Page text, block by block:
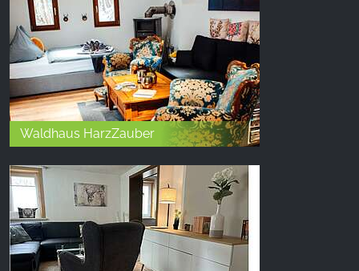
Waldhaus HarzZauber